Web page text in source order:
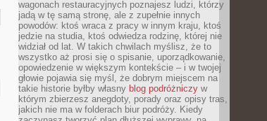
wagonach restauracyjnych poznajesz ludzi, którzy
jadą w tę samą stronę, ale z zupełnie innych
powodów: ktoś wraca z pracy w innym kraju, ktoś
jedzie na studia, ktoś odwiedza rodzinę, której nie
widział od lat. W takich chwilach myślisz, że to
wszystko aż prosi się o spisanie, uporządkowanie,
opowiedzenie w większym kontekście – i w twojej
głowie pojawia się myśl, że dobrym miejscem na
takie historie byłby własny blog podróżniczy w
którym zbierzesz anegdoty, porady oraz opisy tras,
jakich nie ma w folderach biur podróży. Kiedy